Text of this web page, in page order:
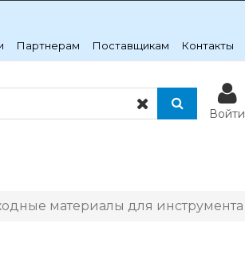
Партнерам Поставщикам Контакты
Войти
материалы для инструмента